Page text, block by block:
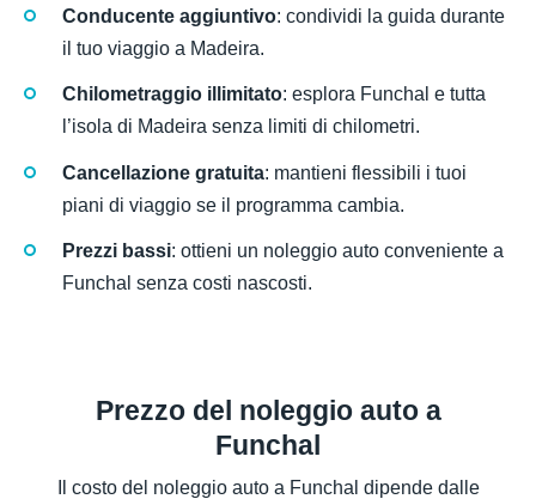
Conducente aggiuntivo: condividi la guida durante
il tuo viaggio a Madeira.
Chilometraggio illimitato: esplora Funchal e tutta
l’isola di Madeira senza limiti di chilometri.
Cancellazione gratuita: mantieni flessibili i tuoi
piani di viaggio se il programma cambia.
Prezzi bassi: ottieni un noleggio auto conveniente a
Funchal senza costi nascosti.
Prezzo del noleggio auto a
Funchal
Il costo del noleggio auto a Funchal dipende dalle